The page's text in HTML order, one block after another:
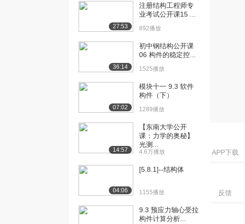
APP下载
反馈
27:53
注册结构工程师专
业考试公开课15 ...
892播放
36:14
初中钢结构公开课
06 构件的稳定控...
1525播放
07:02
模块十一 9.3 软件
构件（下）
1289播放
14:57
【东南大学公开
课：力学的奥秘】
光测...
4.6万播放
04:06
[5.8.1]--结构体
1155播放
9.3 预应力轴心受拉
构件计算分析...